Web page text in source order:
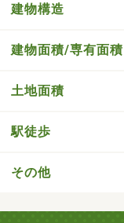
建物構造
建物面積/専有面積
土地面積
駅徒歩
その他